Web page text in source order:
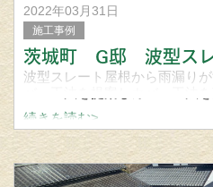
2022年03月31日
施工事例
茨城町 G邸 波型ス
波型スレート屋根から雨漏り
波型スレートとは、その名の
ト屋根です。
スレートは水分を吸水する素
雨の
続きを読む>